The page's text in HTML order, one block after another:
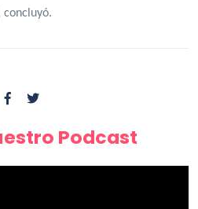
concluyó.
Podcast